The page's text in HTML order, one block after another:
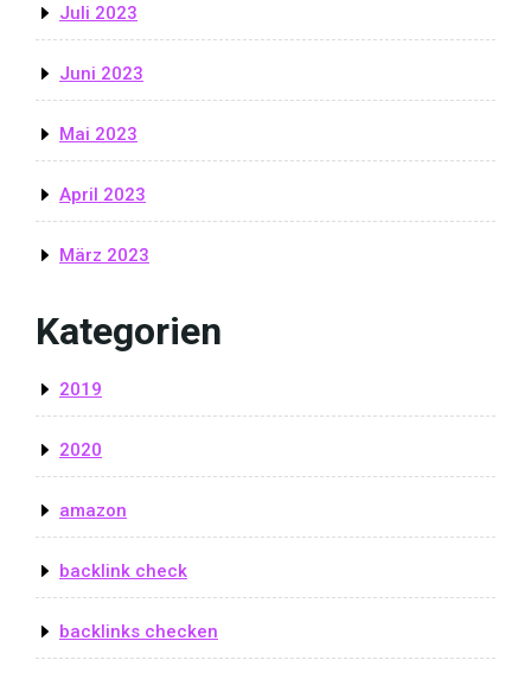
Juli 2023
Juni 2023
Mai 2023
April 2023
März 2023
Kategorien
2019
2020
amazon
backlink check
backlinks checken